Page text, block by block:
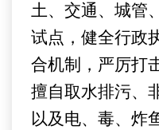
土、 交通、 城管
试点， 健全行政
合机制， 严厉打
擅自取水排污、
以及电、毒、炸